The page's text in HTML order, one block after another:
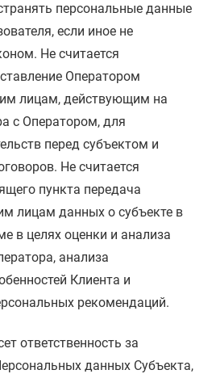
персональные данные
если иное не
Не считается
Оператором
лицам, действующим на
с Оператором, для
перед субъектом и
Не считается
пункта передача
лицам данных о субъекте в
в целях оценки и анализа
анализа
Клиента и
рекомендаций.
ответственность за
данных Субъекта,